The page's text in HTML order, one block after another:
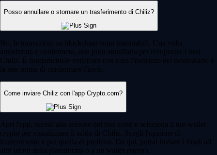
Posso annullare o stornare un trasferimento di Chiliz?
No, le transazioni su blockchain sono immutabili. Una volta
autorizzata e confermata, non puoi annullarla per recuperare i tuoi
Chiliz. È fondamentale verificare con cura l'indirizzo del destinatario e
la rete prima di confermare l'invio.
Come inviare Chiliz con l'app Crypto.com?
Apri l'app, accedi alla sezione dei tuoi conti e seleziona il tuo wallet
crypto per visualizzare il saldo di Chiliz. Scegli l'opzione di
trasferimento e poi quella di prelievo. Da qui, potrai inviare i fondi ad
altri utenti della piattaforma o a un wallet esterno.